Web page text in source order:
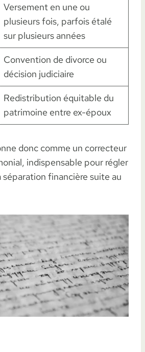
Versement en une ou
plusieurs fois, parfois étalé
sur plusieurs années
Convention de divorce ou
décision judiciaire
Redistribution équitable du
patrimoine entre ex-époux
donc comme un correcteur
indispensable pour régler
financière suite au